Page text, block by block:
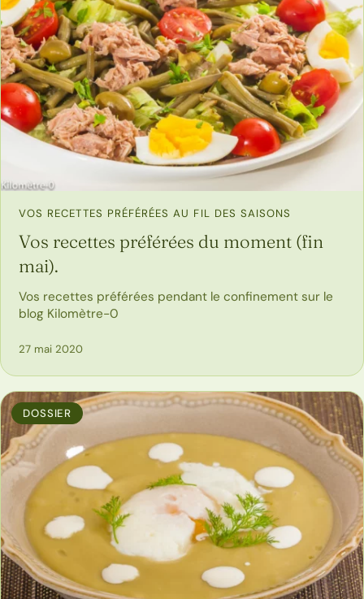
VOS RECETTES PRÉFÉRÉES AU FIL DES SAISONS
Vos recettes préférées du moment (fin
mai).
Vos recettes préférées pendant le confinement sur le
blog Kilomètre-0
27 mai 2020
DOSSIER